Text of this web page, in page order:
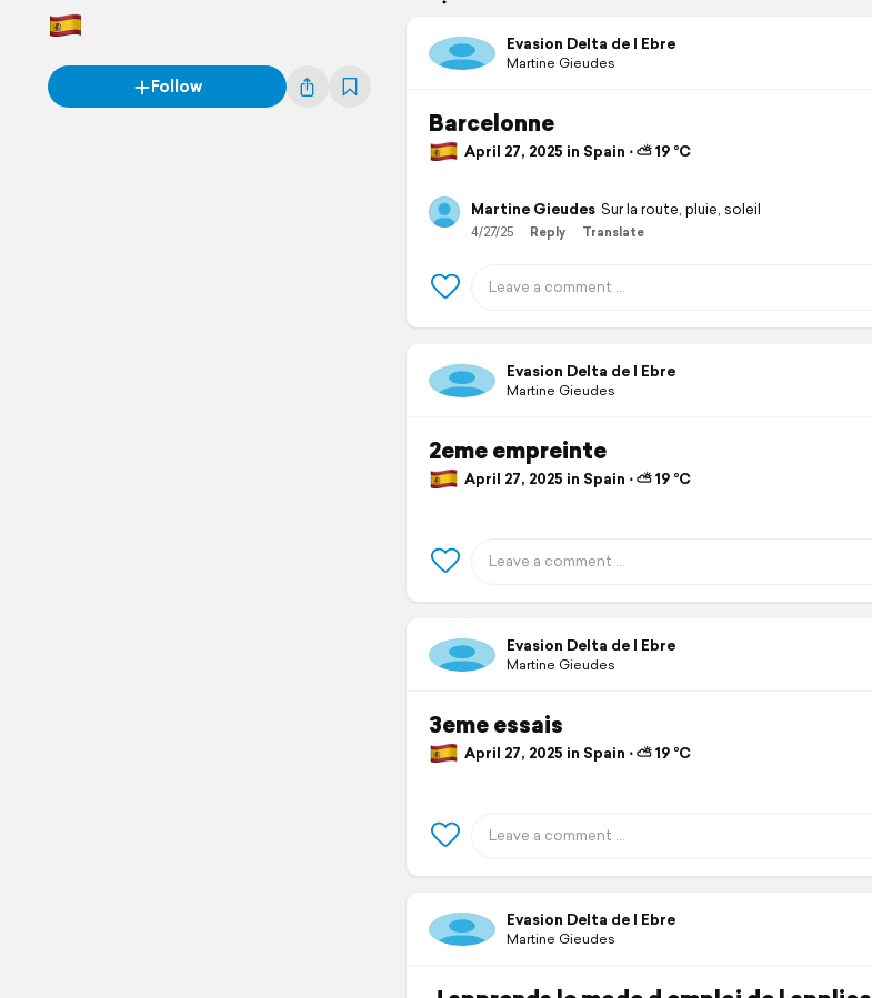
Follow
Evasion Delta de l Ebre
Martine Gieudes
Barcelonne
April 27, 2025 in Spain ⋅ ⛅ 19 °C
Martine Gieudes Sur la route, pluie, soleil
4/27/25 Reply Translate
Evasion Delta de l Ebre
Martine Gieudes
2eme empreinte
April 27, 2025 in Spain ⋅ ⛅ 19 °C
Evasion Delta de l Ebre
Martine Gieudes
3eme essais
April 27, 2025 in Spain ⋅ ⛅ 19 °C
Evasion Delta de l Ebre
Martine Gieudes